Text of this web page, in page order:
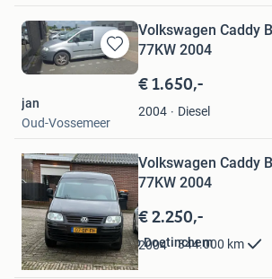
Bewaren
in
Favorieten
Volkswagen Caddy
77KW 2004
€ 1.650,-
2004 Diesel
jan
Oud-VossemeerBewaren
Mijn
Favorieten
Volkswagen Caddy
77KW 2004
€ 2.250,-
2004 344.000 km
Vloerkleden Verkoop Doetinchem
Doetinchem